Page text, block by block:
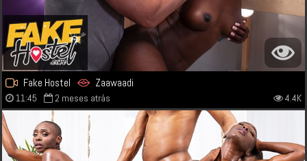
Fake Hostel Zaawaadi
11:45 2 meses atrás 4.4K